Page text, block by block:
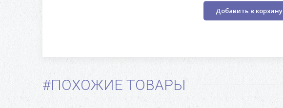
Добавить в корзину
#ПОХОЖИЕ ТОВАРЫ